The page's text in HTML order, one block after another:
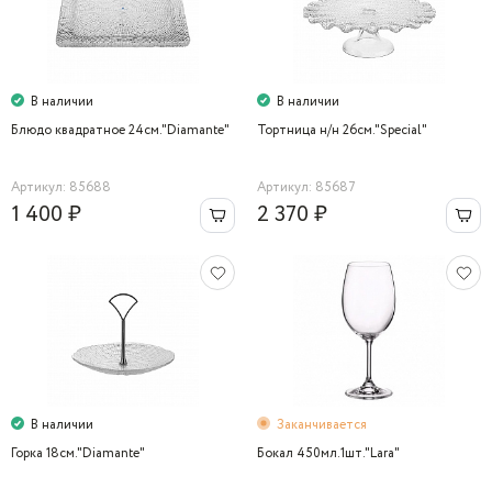
В наличии
Блюдо квадратное 24см."Diamante"
Артикул: 85688
1 400 ₽
В наличии
Тортница н/н 26см."Special"
Артикул: 85687
2 370 ₽
В наличии
Горка 18см."Diamante"
Заканчивается
Бокал 450мл.1шт."Lara"